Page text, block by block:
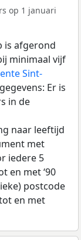
op 1 januari
is afgerond
minimaal vijf
Sint-
Er is
in de
naar leeftijd
met
iedere 5
en met ‘90
postcode
en met